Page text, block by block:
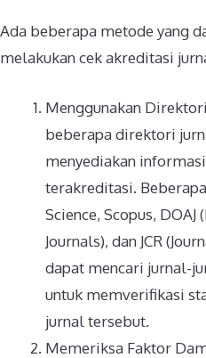
Ada beberapa metode yang
melakukan cek akreditasi
Menggunakan
beberapa direktori
menyediakan
terakreditasi.
Science, Scopus,
Journals), dan JCR
dapat mencari jurnal-
untuk memverifikasi
jurnal tersebut.
Memeriksa Faktor